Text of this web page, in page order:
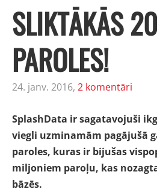
SLIKTĀKĀS
PAROLES!
24. janv. 2016, 2 komentāri
SplashData ir sagatavojuši
viegli uzminamām pagājušā
paroles, kuras ir bijušas
miljoniem paroļu, kas
bāzēs.